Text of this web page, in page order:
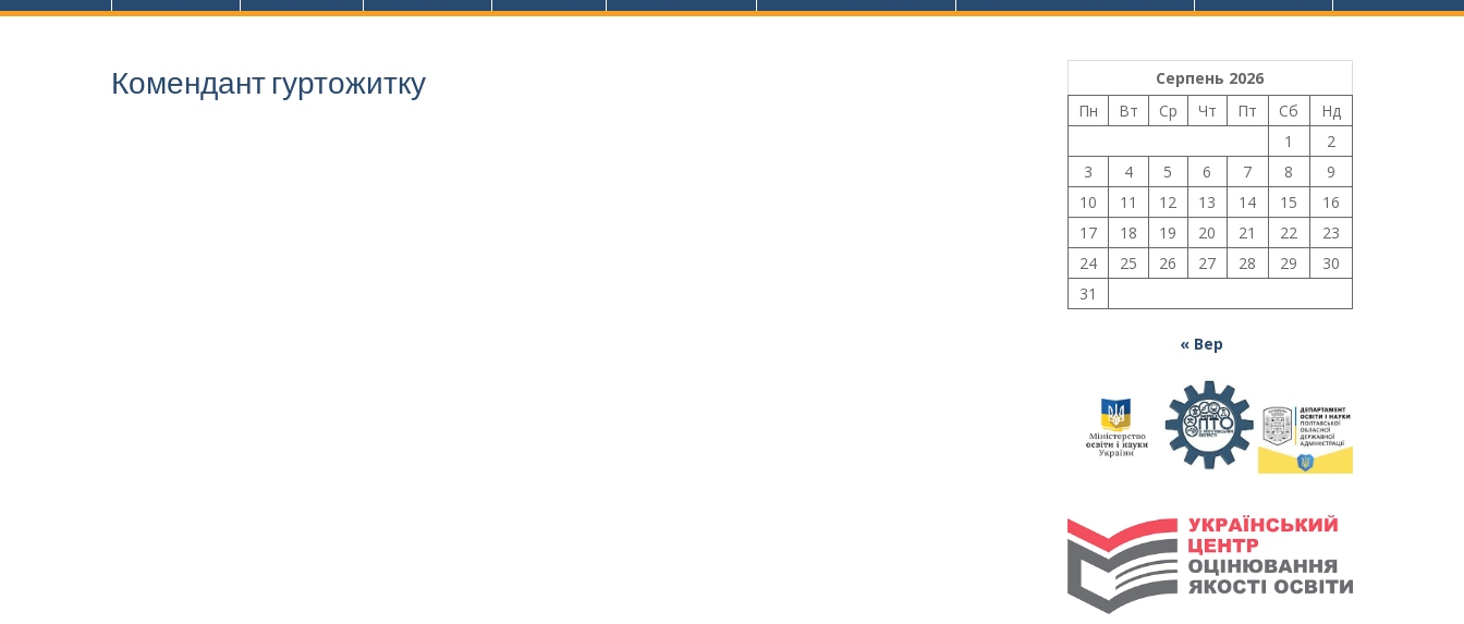
Комендант гуртожитку
Серпень 2026
Пн
Вт Ср Чт Пт Сб
Нд
1
2
3
4 5 6 7 8
9
10
11 12 13 14 15
16
17
18 19 20 21 22
23
24
25 26 27 28 29
30
31
« Вер